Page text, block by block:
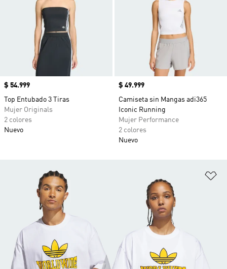
Precio
$ 54.999
Top Entubado 3 Tiras
Mujer Originals
2 colores
Nuevo
Precio
$ 49.999
Camiseta sin Mangas adi365
Iconic Running
Mujer Performance
2 colores
Nuevo